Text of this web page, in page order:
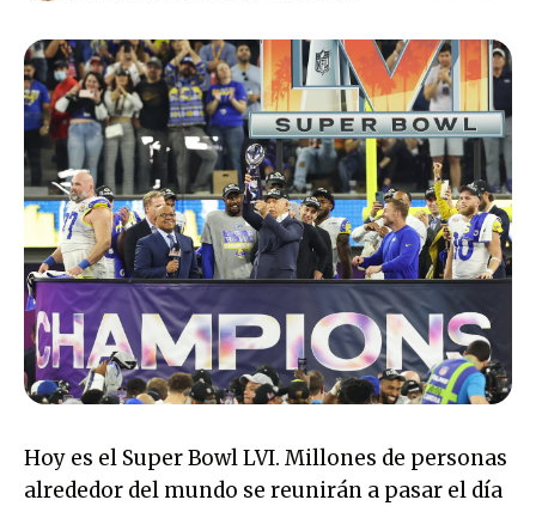
Hoy es el Super Bowl LVI. Millones de personas
alrededor del mundo se reunirán a pasar el día